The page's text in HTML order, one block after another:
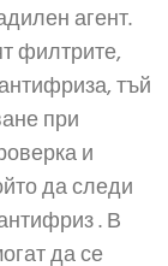
агент.
филтрите,
тъй
при
и
да следи
. В
да се